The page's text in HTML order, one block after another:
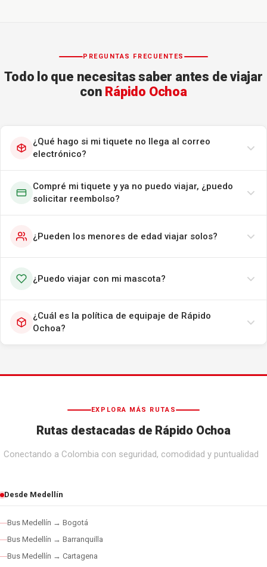
PREGUNTAS FRECUENTES
Todo lo que necesitas saber antes de viajar
con Rápido Ochoa
¿Qué hago si mi tiquete no llega al correo
electrónico?
Compré mi tiquete y ya no puedo viajar, ¿puedo
solicitar reembolso?
¿Pueden los menores de edad viajar solos?
¿Puedo viajar con mi mascota?
¿Cuál es la política de equipaje de Rápido
Ochoa?
EXPLORA MÁS RUTAS
Rutas destacadas de Rápido Ochoa
Conectando a Colombia con seguridad, comodidad y puntualidad
Desde Medellín
Bus Medellín → Bogotá
Bus Medellín → Barranquilla
Bus Medellín → Cartagena